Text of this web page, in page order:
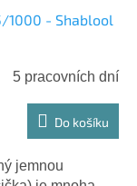
1000 - Shablool
5 pracovních dní
Do košíku
jemnou